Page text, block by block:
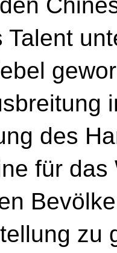
Talent
des
für
zu